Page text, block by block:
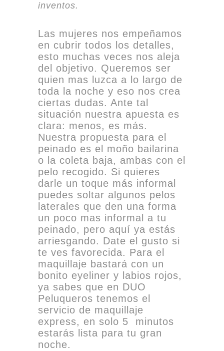
inventos.
Las mujeres nos empeñamos
en cubrir todos los detalles,
esto muchas veces nos aleja
del objetivo. Queremos ser
quien mas luzca a lo largo de
toda la noche y eso nos crea
ciertas dudas. Ante tal
situación nuestra apuesta es
clara: menos, es más.
Nuestra propuesta para el
peinado es el moño bailarina
o la coleta baja, ambas con el
pelo recogido. Si quieres
darle un toque más informal
puedes soltar algunos pelos
laterales que den una forma
un poco mas informal a tu
peinado, pero aquí ya estás
arriesgando. Date el gusto si
te ves favorecida. Para el
maquillaje bastará con un
bonito eyeliner y labios rojos,
ya sabes que en DUO
Peluqueros tenemos el
servicio de maquillaje
express, en solo 5 minutos
estarás lista para tu gran
noche.